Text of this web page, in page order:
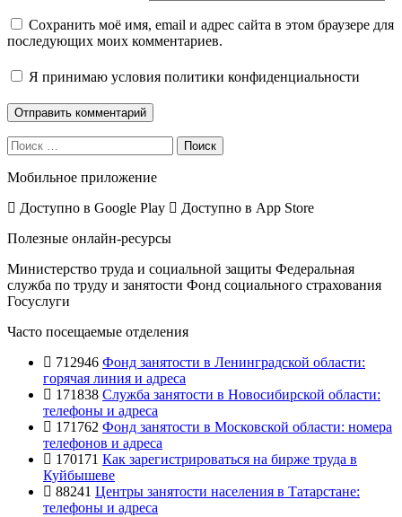
Сохранить моё имя, email и адрес сайта в этом браузере для
последующих моих комментариев.
Я принимаю условия политики конфиденциальности
Поиск
Мобильное приложение
Доступно в Google Play Доступно в App Store
Полезные онлайн-ресурсы
Министерство труда и социальной защиты Федеральная
служба по труду и занятости Фонд социального страхования
Госуслуги
Часто посещаемые отделения
712946 Фонд занятости в Ленинградской области:
горячая линия и адреса
171838 Служба занятости в Новосибирской области:
телефоны и адреса
171762 Фонд занятости в Московской области: номера
телефонов и адреса
170171 Как зарегистрироваться на бирже труда в
Куйбышеве
88241 Центры занятости населения в Татарстане:
телефоны и адреса